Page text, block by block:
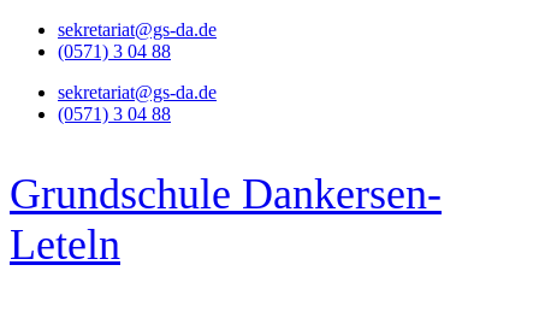
sekretariat@gs-da.de
(0571) 3 04 88
sekretariat@gs-da.de
(0571) 3 04 88
Grundschule Dankersen-
Leteln